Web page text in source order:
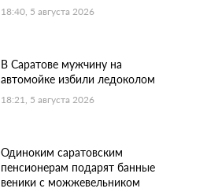
18:40, 5 августа 2026
В Саратове мужчину на
автомойке избили ледоколом
18:21, 5 августа 2026
Одиноким саратовским
пенсионерам подарят банные
веники с можжевельником